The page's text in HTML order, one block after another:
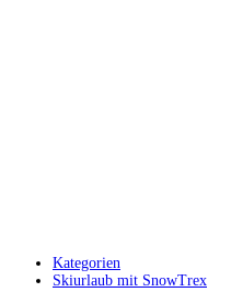
Kategorien
Skiurlaub mit SnowTrex